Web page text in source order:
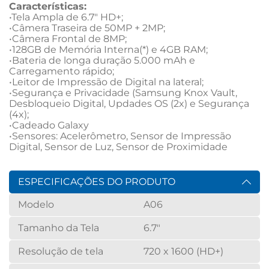
Características:
•Tela Ampla de 6.7" HD+;
•Câmera Traseira de 50MP + 2MP;
•Câmera Frontal de 8MP;
•128GB de Memória Interna(*) e 4GB RAM;
•Bateria de longa duração 5.000 mAh e
Carregamento rápido;
•Leitor de Impressão de Digital na lateral;
•Segurança e Privacidade (Samsung Knox Vault,
Desbloqueio Digital, Updades OS (2x) e Segurança
(4x);
•Cadeado Galaxy
•Sensores: Acelerômetro, Sensor de Impressão
Digital, Sensor de Luz, Sensor de Proximidade
ESPECIFICAÇÕES DO PRODUTO
Modelo
A06
Tamanho da Tela 6.7"
Resolução de tela 720 x 1600 (HD+)